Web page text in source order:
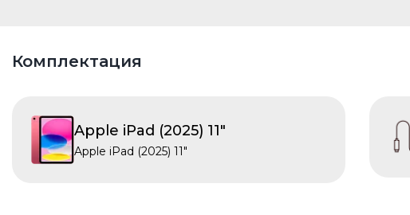
Комплектация
Apple iPad (2025) 11"
Apple iPad (2025) 11"